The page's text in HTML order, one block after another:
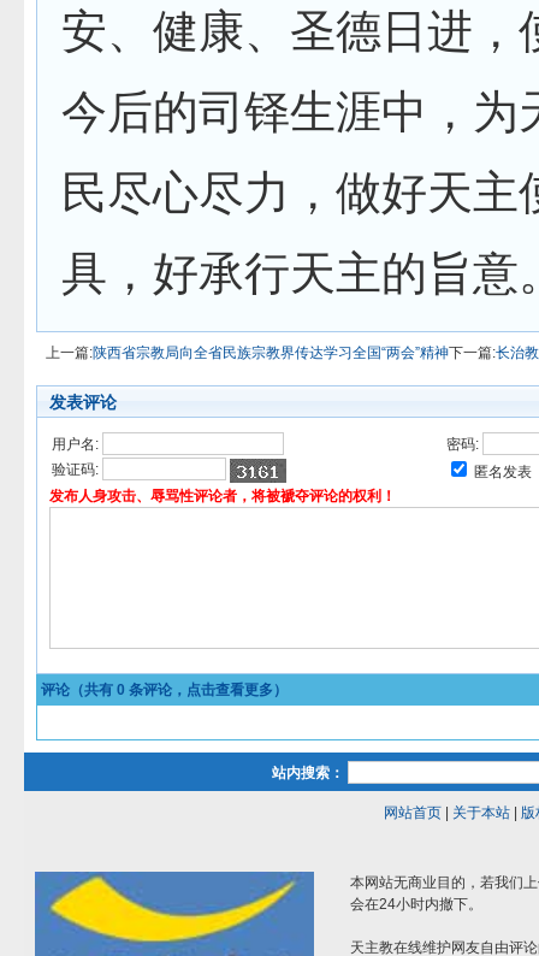
安、健康、圣德日进，
今后的司铎生涯中，为
民尽心尽力，做好天主
具，好承行天主的旨意
上一篇:陕西省宗教局向全省民族宗教界传达学习全国“两会”精神下一篇:长治
发表评论
用户名:
密码:
验证码:
匿名发表
发布人身攻击、辱骂性评论者，将被褫夺评论的权利！
评论（共有 0 条评论，点击查看更多）
站内搜索：
网站首页| 关于本站| 版
本网站无商业目的，若我们
会在24小时内撤下。
天主教在线维护网友自由评